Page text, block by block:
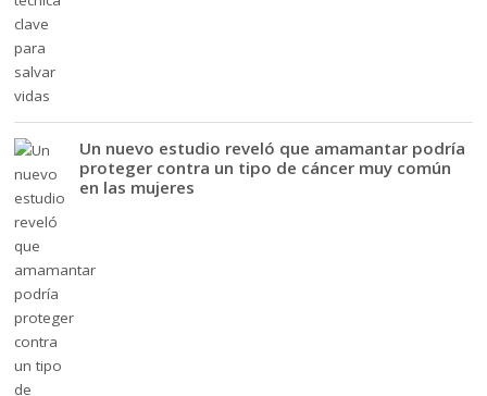
Un nuevo estudio reveló que amamantar podría
proteger contra un tipo de cáncer muy común
en las mujeres